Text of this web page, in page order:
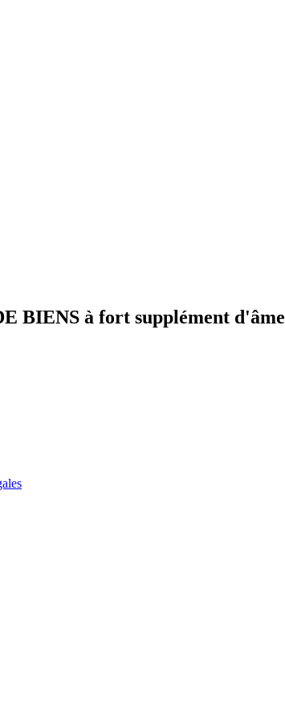
BIENS à fort supplément d'âme